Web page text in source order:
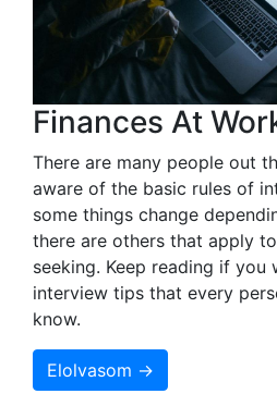
Finances At
There are many people out
aware of the basic rules of
some things change
there are others that apply
seeking. Keep reading if you
interview tips that every
know.
Elolvasom →